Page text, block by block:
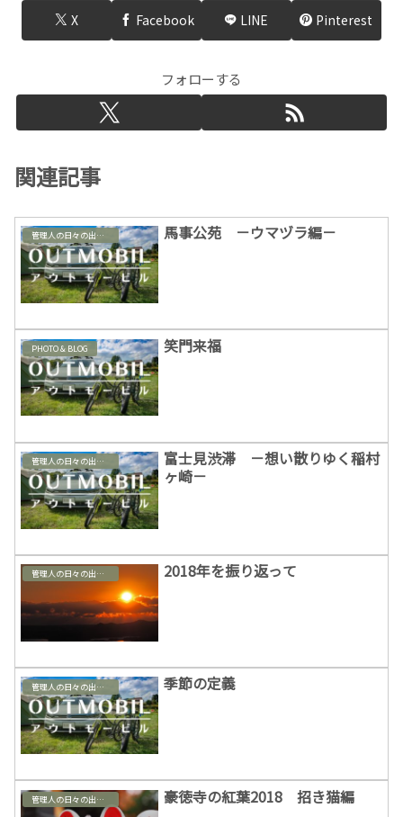
X Facebook LINE Pinterest
フォローする
関連記事
管理人の日々の出来事 馬事公苑 －ウマヅラ編－
PHOTO & BLOG 笑門来福
管理人の日々の出来事
富士見渋滞 －想い散りゆく稲村
ヶ崎－
管理人の日々の出来事 2018年を振り返って
管理人の日々の出来事 季節の定義
管理人の日々の出来事 豪徳寺の紅葉2018 招き猫編